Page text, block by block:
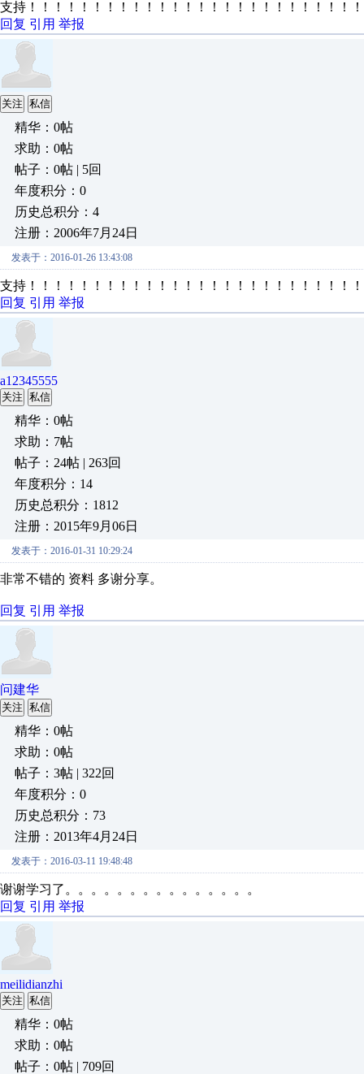
支持！！！！！！！！！！！！！！！！！！！！！！！！！！
回复 引用 举报
关注 私信
精华：0帖
求助：0帖
帖子：0帖 | 5回
年度积分：0
历史总积分：4
注册：2006年7月24日
发表于：2016-01-26 13:43:08
支持！！！！！！！！！！！！！！！！！！！！！！！！！！
回复 引用 举报
a12345555
关注 私信
精华：0帖
求助：7帖
帖子：24帖 | 263回
年度积分：14
历史总积分：1812
注册：2015年9月06日
发表于：2016-01-31 10:29:24
非常不错的 资料 多谢分享。
回复 引用 举报
问建华
关注 私信
精华：0帖
求助：0帖
帖子：3帖 | 322回
年度积分：0
历史总积分：73
注册：2013年4月24日
发表于：2016-03-11 19:48:48
谢谢学习了。。。。。。。。。。。。。。。
回复 引用 举报
meilidianzhi
关注 私信
精华：0帖
求助：0帖
帖子：0帖 | 709回